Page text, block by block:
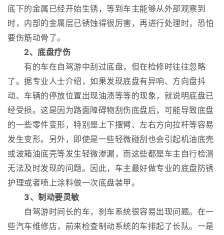
底下的金属已经开始生锈，等到车主能够从外部观察到
时，内部的金属层已锈蚀得很厉害，再进行处理时，恐怕
要伤筋动骨了。
2、底盘疗伤
有的车在自驾游中刮过底盘，但在检修时往往忽略
了。据专业人士介绍，如果发现底盘有异响、方向盘抖
动、车辆的停放位置出现油渍等等的现象，就说明底盘已
经受损。这是因为路面障碍物刮伤底盘后，可能导致底盘
的一些零件变形，特别是上下摆臂、左右方向拉杆等容易
发生变形。另外，即使是一些轻微碰刮也会引起机油底壳
或波箱油底壳等发生轻微渗漏，而这些都是车主自行检测
无法及时发现的问题。因此，车主最好做专业的底盘防锈
护理或者喷上涂料做一次底盘装甲。
3、制动要灵敏
自驾游时间长的车，刹车系统很容易出现问题。在一
些汽车维修店，前来检查制动系统的车排起了长队。一是